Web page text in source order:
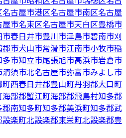
名古屋市港区名古屋市南区名古屋
屋市名東区名古屋市天白区豊橋市
市春日井市豊川市津島市碧南市刈
郡市犬山市常滑市江南市小牧市稲
多市知立市尾張旭市高浜市岩倉市
清須市北名古屋市弥富市みよし市
町西春日井郡豊山町丹羽郡大口町
海部郡蟹江町海部郡飛島村知多郡
郡南知多町知多郡美浜町知多郡武
設楽町北設楽郡東栄町北設楽郡豊